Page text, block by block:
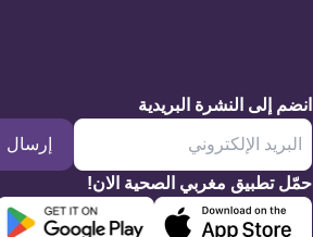
انضم إلى النشرة البريدية
إرسال
حمّل تطبيق مغربي الصحية الان!